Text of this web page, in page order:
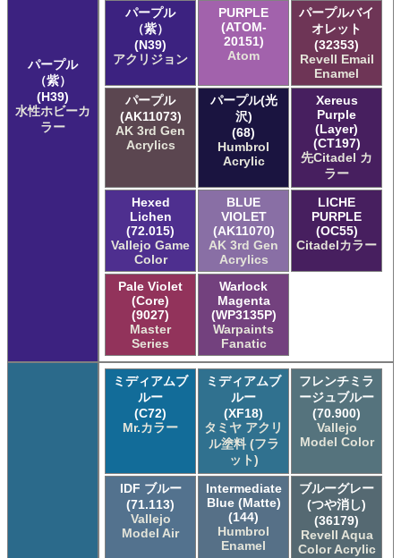
パープル
（紫）
(H39)
水性ホビーカ
ラー
パープル
（紫）
(N39)
アクリジョン
PURPLE
(ATOM-
20151)
Atom
パープルバイ
オレット
(32353)
Revell Email
Enamel
パープル
(AK11073)
AK 3rd Gen
Acrylics
パープル(光
沢)
(68)
Humbrol
Acrylic
Xereus
Purple
(Layer)
(CT197)
先Citadel カ
ラー
Hexed
Lichen
(72.015)
Vallejo Game
Color
BLUE
VIOLET
(AK11070)
AK 3rd Gen
Acrylics
LICHE
PURPLE
(OC55)
Citadelカラー
Pale Violet
(Core)
(9027)
Master
Series
Warlock
Magenta
(WP3135P)
Warpaints
Fanatic
ミディアムブ
ルー
(C72)
Mr.カラー
ミディアムブ
ルー
(XF18)
タミヤ アクリ
ル塗料 (フラ
ット)
フレンチミラ
ージュブルー
(70.900)
Vallejo
Model Color
IDF ブルー
(71.113)
Vallejo
Model Air
Intermediate
Blue (Matte)
(144)
Humbrol
Enamel
ブルーグレー
(つや消し)
(36179)
Revell Aqua
Color Acrylic